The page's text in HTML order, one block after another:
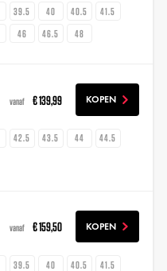
39.5 40 40.5
41.5
46 46.5 48
vanaf € 139,99 KOPEN
42.5 43.5 44
44.5
vanaf € 159,50 KOPEN
39.5 40 40.5 41.5